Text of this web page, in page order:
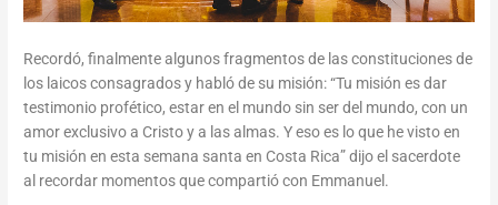
Recordó, finalmente algunos fragmentos de las constituciones de
los laicos consagrados y habló de su misión: “Tu misión es dar
testimonio profético, estar en el mundo sin ser del mundo, con un
amor exclusivo a Cristo y a las almas. Y eso es lo que he visto en
tu misión en esta semana santa en Costa Rica” dijo el sacerdote
al recordar momentos que compartió con Emmanuel.